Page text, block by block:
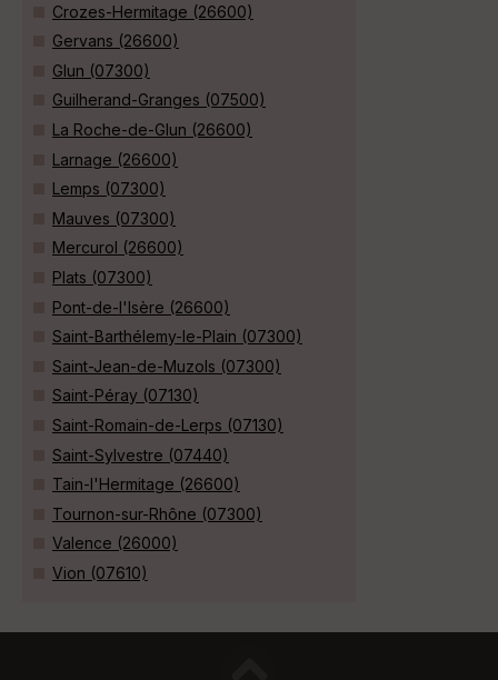
Crozes-Hermitage (26600)
Gervans (26600)
Glun (07300)
Guilherand-Granges (07500)
La Roche-de-Glun (26600)
Larnage (26600)
Lemps (07300)
Mauves (07300)
Mercurol (26600)
Plats (07300)
Pont-de-l'Isère (26600)
Saint-Barthélemy-le-Plain (07300)
Saint-Jean-de-Muzols (07300)
Saint-Péray (07130)
Saint-Romain-de-Lerps (07130)
Saint-Sylvestre (07440)
Tain-l'Hermitage (26600)
Tournon-sur-Rhône (07300)
Valence (26000)
Vion (07610)